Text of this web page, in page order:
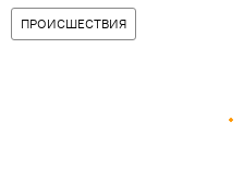
ПРОИСШЕСТВИЯ